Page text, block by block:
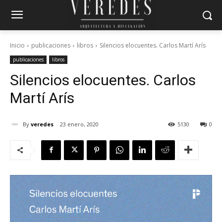
Inicio publicaciones libros Silencios elocuentes. Carlos Martí Arís
publicaciones libros
Silencios elocuentes. Carlos
Martí Arís
By veredes 23 enero, 2020 0
5130